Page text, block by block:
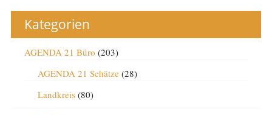
Kategorien
AGENDA 21 Büro (203)
AGENDA 21 Schätze(28)
Landkreis(80)